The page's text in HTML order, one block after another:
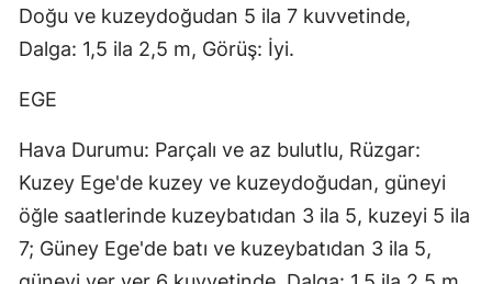
Doğu ve kuzeydoğudan 5 ila 7 kuvvetinde,
Dalga: 1,5 ila 2,5 m, Görüş: İyi.
EGE
Hava Durumu: Parçalı ve az bulutlu, Rüzgar:
Kuzey Ege'de kuzey ve kuzeydoğudan, güneyi
öğle saatlerinde kuzeybatıdan 3 ila 5, kuzeyi 5 ila
7; Güney Ege'de batı ve kuzeybatıdan 3 ila 5,